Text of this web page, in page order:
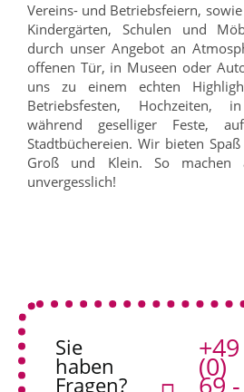
Vereins- und Betriebsfeiern,
Kindergärten, Schulen und
durch unser Angebot an
offenen Tür, in Museen oder
uns zu einem echten
Betriebsfesten, Hochzeiten,
während geselliger Feste,
Stadtbüchereien. Wir bieten
Groß und Klein. So machen
unvergesslich!
Sie
haben
Fragen?
+49
(0)
69 -